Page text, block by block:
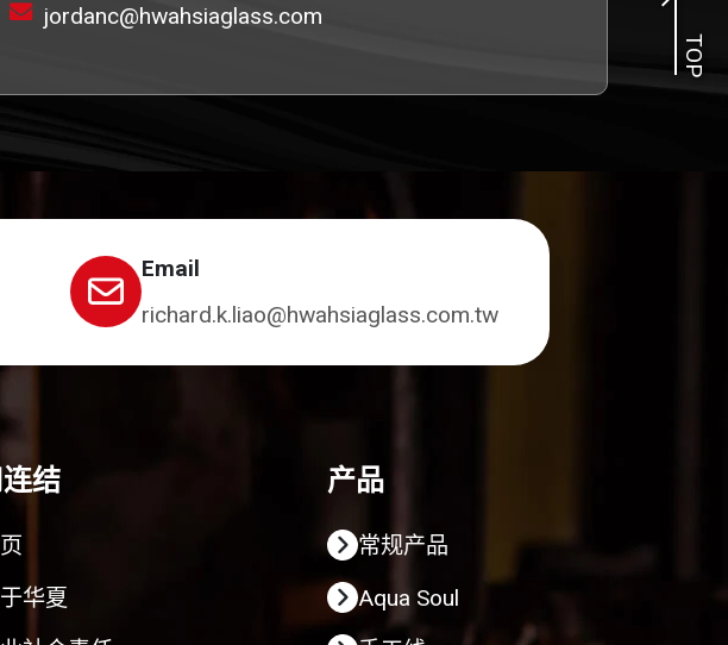
jordanc@hwahsiaglass.com
TOP
Email
richard.k.liao@hwahsiaglass.com.tw
结
华夏
产品
常规产品
Aqua Soul